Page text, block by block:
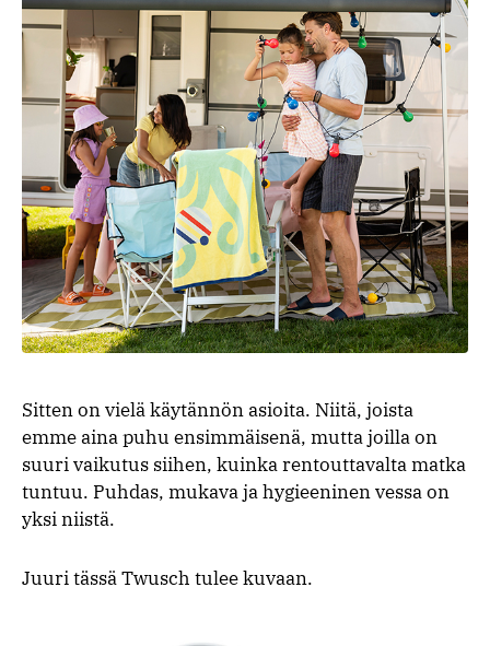
Sitten on vielä käytännön asioita. Niitä, joista
emme aina puhu ensimmäisenä, mutta joilla on
suuri vaikutus siihen, kuinka rentouttavalta matka
tuntuu. Puhdas, mukava ja hygieeninen vessa on
yksi niistä.
Juuri tässä Twusch tulee kuvaan.